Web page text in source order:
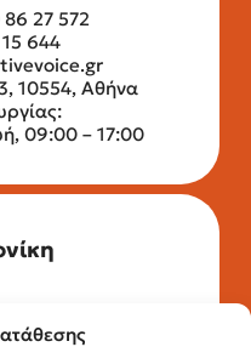
27 572
644
10554, Αθήνα
09:00 – 17:00
525 020